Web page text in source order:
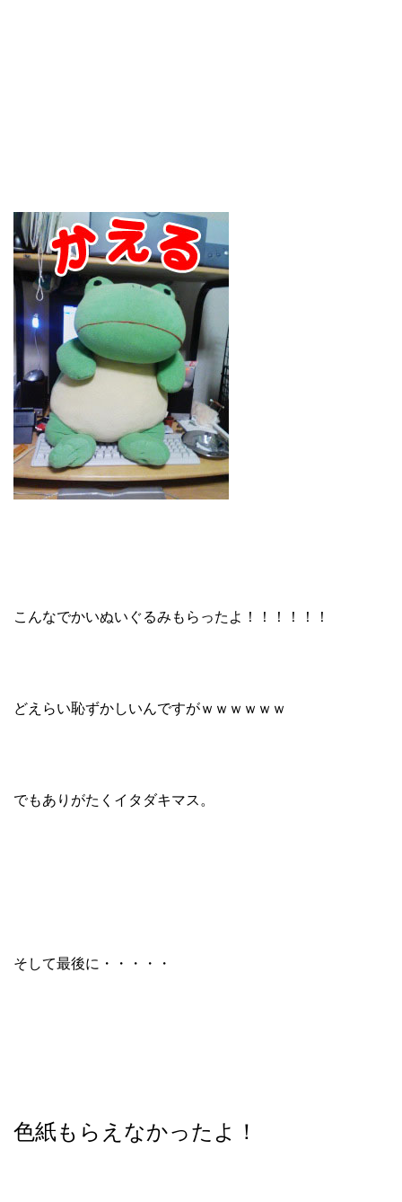
こんなでかいぬいぐるみもらったよ！！！！！！
どえらい恥ずかしいんですがｗｗｗｗｗｗ
でもありがたくイタダキマス。
そして最後に・・・・・
色紙もらえなかったよ！